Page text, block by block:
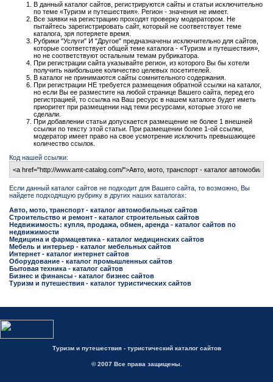
В данный каталог сайтов, регистрируются сайты и статьи исключительно
по теме «Туризм и путешествия». Регион - значения не имеет.
Все заявки на регистрацию проходят проверку модератором. Не
пытайтесь зарегистрировать сайт, который не соответствует теме
каталога, зря потеряете время.
Рубрики "Услуги" И "Другое" предназначены исключительно для сайтов,
которые соответствует общей теме каталога - «Туризм и путешествия»,
но не соответствуют остальным темам рубрикатора.
При регистрации сайта указывайте регион, из которого Вы бы хотели
получить наибольшее количество целевых посетителей.
В каталог не принимаются сайты сомнительного содержания.
При регистрации НЕ требуется размещения обратной ссылки на каталог,
но если Вы ее разместите на любой странице Вашего сайта, перед его
регистрацией, то ссылка на Ваш ресурс в нашем каталоге будет иметь
приоритет при размещении над теми ресурсами, которые этого не
сделали.
При добавлении статьи допускается размещение не более 1 внешней
ссылки по тексту этой статьи. При размещении более 1-ой ссылки,
модератор имеет право на свое усмотрение исключить превышающее
количество ссылок.
Код нашей ссылки:
Если данный каталог сайтов не подходит для Вашего сайта, то возможно, Вы
найдете подходящую рубрику в других наших каталогах:
Авто, мото, транспорт - каталог автомобильных сайтов
Строительство и ремонт - каталог строительных сайтов
Недвижимость: купля, продажа, обмен, аренда - каталог сайтов по
недвижимости
Медицина и фармацевтика - каталог медицинских сайтов
Мебель и интерьер - каталог мебельных сайтов
Интернет - каталог интернет сайтов
Оборудование - каталог промышленных сайтов
Бытовая техника - каталог сайтов
Бизнес и финансы - каталог бизнес сайтов
Туризм и путешествия - каталог туристических сайтов
Туризм и путешествия - туристический каталог сайтов
© 2007 Все права защищены.